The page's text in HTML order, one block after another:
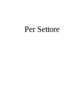
Per Settore